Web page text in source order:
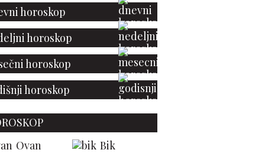
horoskop
horoskop
horoskop
horoskop
Ovan
Bik